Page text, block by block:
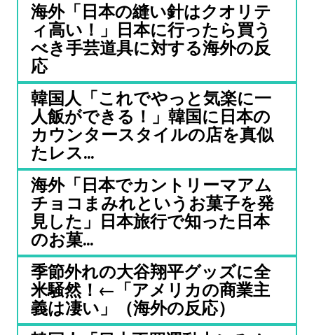
海外「日本の縫い針はクオリテ
ィ高い！」日本に行ったら買う
べき手芸道具に対する海外の反
応
韓国人「これでやっと気楽に一
人飯ができる！」韓国に日本の
カウンタースタイルの店を真似
たレス...
海外「日本でカントリーマアム
チョコまみれというお菓子を発
見した」日本旅行で知った日本
のお菓...
季節外れの大谷翔平グッズに全
米騒然！←「アメリカの商業主
義は凄い」（海外の反応）